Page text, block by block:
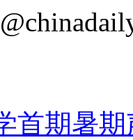
首期暑